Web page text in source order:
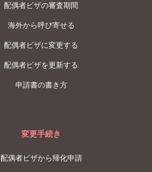
配偶者ビザの審査期間
海外から呼び寄せる
配偶者ビザに変更する
配偶者ビザを更新する
申請書の書き方
変更手続き
配偶者ビザから帰化申請